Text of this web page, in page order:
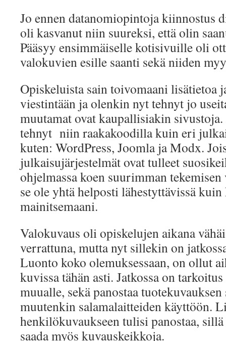
Jo ennen datanomiopintoja kiinnostus
oli kasvanut niin suureksi, että olin
Pääsyy ensimmäiselle kotisivuille oli
valokuvien esille saanti sekä niiden
Opiskeluista sain toivomaani lisätietoa
viestintään ja olenkin nyt tehnyt jo
muutamat ovat kaupallisiakin
tehnyt niin raakakoodilla kuin eri
kuten: WordPress, Joomla ja Modx.
julkaisujärjestelmät ovat tulleet
ohjelmassa koen suurimman
se ole yhtä helposti lähestyttävissä
mainitsemaani.
Valokuvaus oli opiskelujen aikana
verrattuna, mutta nyt sillekin on
Luonto koko olemuksessaan, on ollut
kuvissa tähän asti. Jatkossa on
muualle, sekä panostaa
muutenkin salamalaitteiden käyttöön.
henkilökuvaukseen tulisi panostaa,
saada myös kuvauskeikkoja.